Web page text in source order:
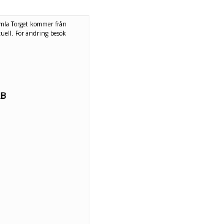
Torget kommer från
För ändring besök